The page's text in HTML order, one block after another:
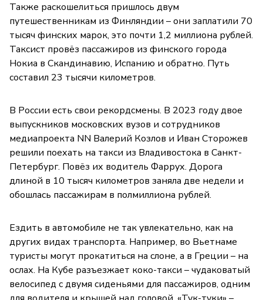
Также раскошелиться пришлось двум
путешественникам из Финляндии – они заплатили 70
тысяч финских марок, это почти 1,2 миллиона рублей.
Таксист провёз пассажиров из финского города
Нокиа в Скандинавию, Испанию и обратно. Путь
составил 23 тысячи километров.
В России есть свои рекордсмены. В 2023 году двое
выпускников московских вузов и сотрудников
медиапроекта NN Валерий Козлов и Иван Сторожев
решили поехать на такси из Владивостока в Санкт-
Петербург. Повёз их водитель Фаррух. Дорога
длиной в 10 тысяч километров заняла две недели и
обошлась пассажирам в полмиллиона рублей.
Ездить в автомобиле не так увлекательно, как на
других видах транспорта. Например, во Вьетнаме
туристы могут прокатиться на слоне, а в Греции – на
ослах. На Кубе разъезжает коко-такси – чудаковатый
велосипед с двумя сиденьями для пассажиров, одним